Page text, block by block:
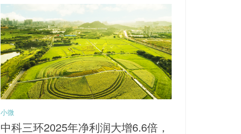
小微
中科三环2025年净利润大增6.6倍，